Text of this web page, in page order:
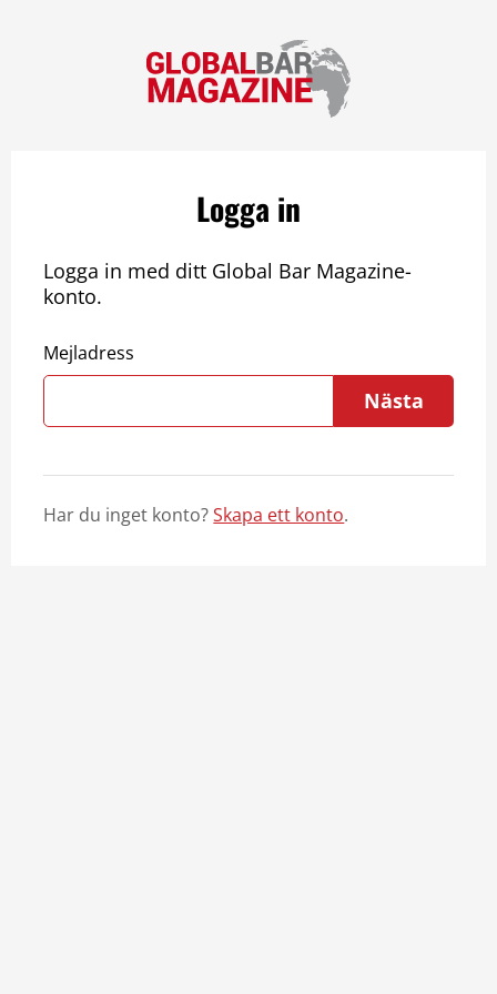
Logga in
Logga in med ditt Global Bar Magazine-
konto.
Mejladress
Nästa
Har du inget konto?Skapa ett konto.